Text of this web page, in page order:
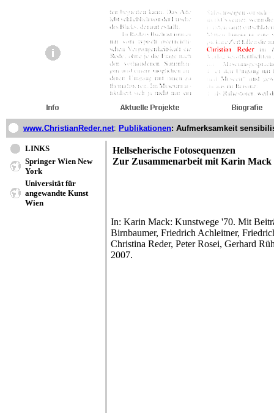
www.ChristianReder.net: Publikationen: Aufmerksamkeit
LINKS
Springer Wien New
York
Universität für
angewandte Kunst
Wien
Hellseherische Fotosequenzen
Zur Zusammenarbeit mit Karin Mack
In: Karin Mack: Kunstwege '70. Mit
Birnbaumer, Friedrich Achleitner,
Christina Reder, Peter Rosei, Gerhard
2007.